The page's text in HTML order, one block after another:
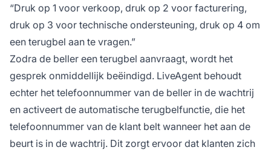
“Druk op 1 voor verkoop, druk op 2 voor facturering,
druk op 3 voor technische ondersteuning, druk op 4 om
een terugbel aan te vragen.”
Zodra de beller een terugbel aanvraagt, wordt het
gesprek onmiddellijk beëindigd. LiveAgent behoudt
echter het telefoonnummer van de beller in de wachtrij
en activeert de automatische terugbelfunctie, die het
telefoonnummer van de klant belt wanneer het aan de
beurt is in de wachtrij. Dit zorgt ervoor dat klanten zich